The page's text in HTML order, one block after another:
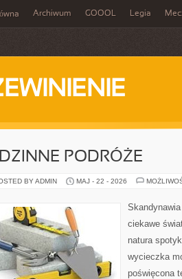
Archiwum GOOOL Legia
PODRÓŻE
BY ADMIN MAJ - 22 - 2026
ciekawe
natura
wycieczka
poświęcona